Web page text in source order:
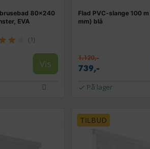
80×240
EVA
(1)
Vis
Flad PVC-slange 100
mm) blå
1.120,-
739,-
På lager
TILBUD